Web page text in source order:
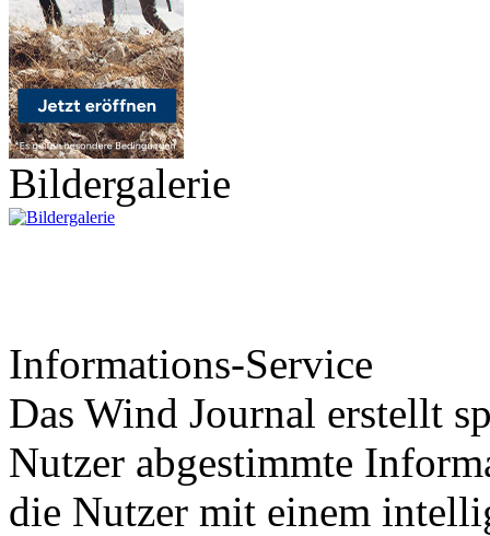
Bildergalerie
Informations-Service
Das Wind Journal erstellt
Nutzer abgestimmte
die Nutzer mit einem